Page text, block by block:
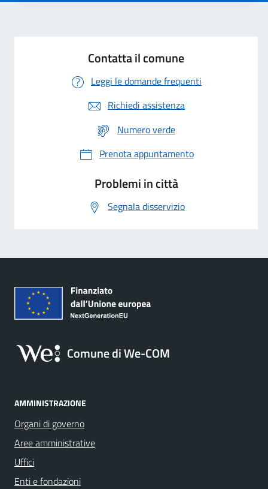
Contatta il comune
Leggi le domande frequenti
Richiedi assistenza
Numero verde
Prenota appuntamento
Problemi in città
Segnala disservizio
Comune di We-COM
AMMINISTRAZIONE
Organi di governo
Aree amministrative
Uffici
Enti e fondazioni